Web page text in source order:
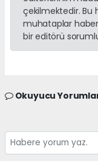
çekilmektedir. Bu
muhataplar
bir editörü
Okuyucu